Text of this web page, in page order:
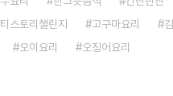
티스토리챌린지 고구마요리
오이요리 오징어요리